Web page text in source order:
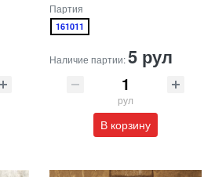
Партия
161011
Наличие партии:5 рул
рул
В корзину